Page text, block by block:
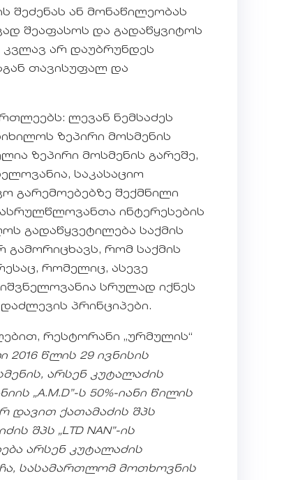
შეძენას ან მონაწილეობას
შეაფასოს და გადაწყვიტოს
კვლავ არ დაუბრუნდეს
თავისუფალ და
ლევან ნემსაძეს
ზეპირი მოსმენის
ზეპირი მოსმენის გარეშე,
საკასაციო
გარემოებებზე შექმნილი
ინტერესების
გადაწყვეტილება საქმის
გამორიცხავს, რომ საქმის
რომელიც, ასევე
სრულად იქნეს
პრინციპები.
რესტორანი „ურმულის“
წლის 29 ივნისის
არსენ კუტალაძის
„A.M.D”-ს 50%-იანი წილის
დავით ქათამაძის შპს
შპს „LTD NAN”-ის
არსენ კუტალაძის
სასამართლომ მოთხოვნის